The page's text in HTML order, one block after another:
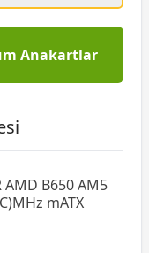
Anakartlar
AMD B650 AM5
mATX